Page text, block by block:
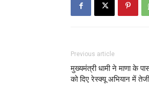
Previous article
मुख्यमंत्री धामी ने माणा के
को दिए रेस्क्यू अभियान में